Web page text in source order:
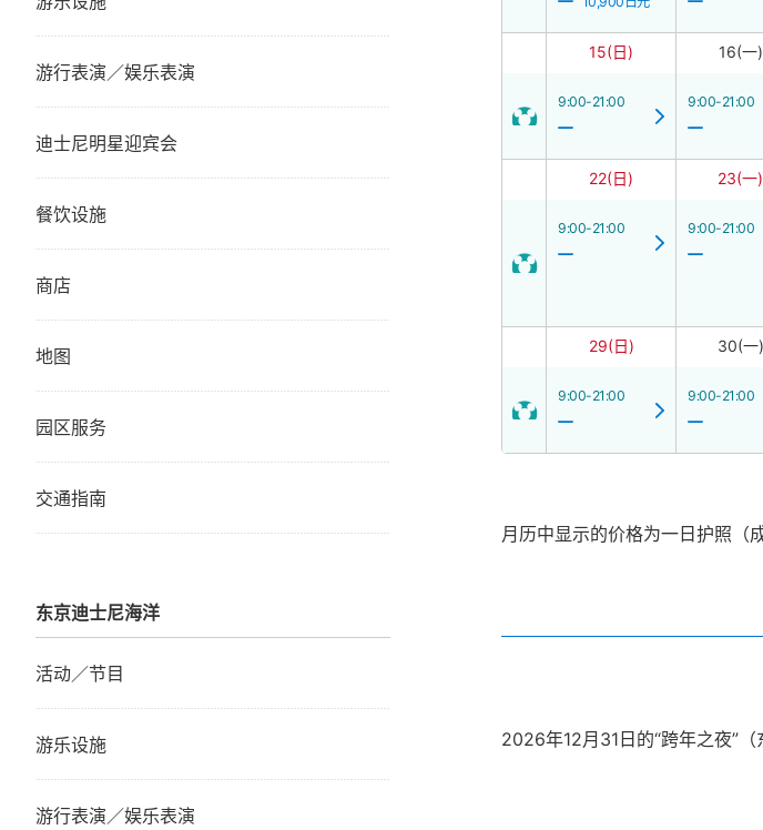
15(日)
9:00-21:00
16(一)
9:00-21:00
22(日)
9:00-21:00
23(一)
9:00-21:00
29(日)
9:00-21:00
30(一)
9:00-21:00
月历中显示的价格为一日护照（
2026年12月31日的“跨年之夜”
游行表演／娱乐表演
迪士尼明星迎宾会
餐饮设施
商店
地图
园区服务
交通指南
东京迪士尼海洋
活动／节目
游乐设施
游行表演／娱乐表演